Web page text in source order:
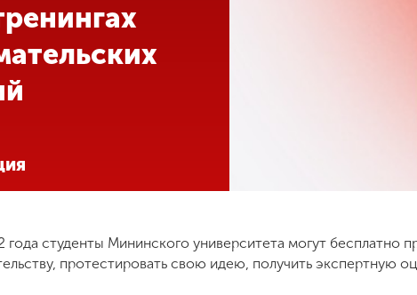
студенты Мининского университета могут бесплатно
протестировать свою идею, получить экспертную